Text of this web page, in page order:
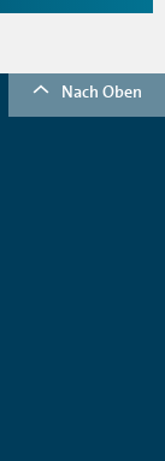
Nach Oben